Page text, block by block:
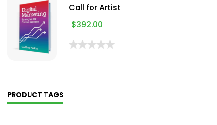
Call for Artist
$392.00
PRODUCT TAGS